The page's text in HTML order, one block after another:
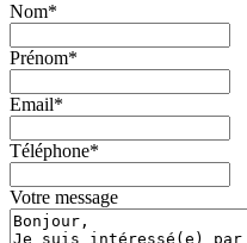
Nom*
Prénom*
Email*
Téléphone*
Votre message